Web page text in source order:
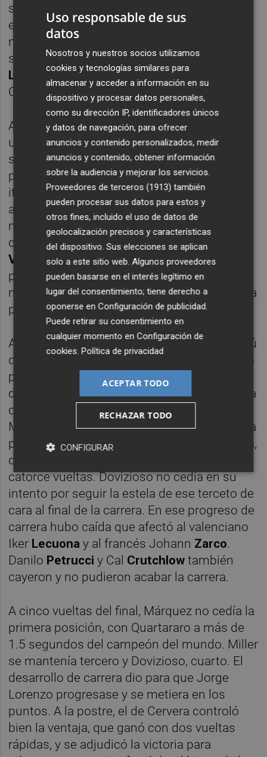
sido cinco veces campeón del Mundo -tres
en MotoGP y dos en 250cc-. Un piloto
mayúsculo que lo dejaba, que compitió en
su última carrera, y otro, el valenciano
Lecuona, que debutaba en MotoGP en
Cheste.
Arrancó la carrera ante un circuito lleno, con
un ambiente motero hasta la médula como
siempre sucede en Cheste. Y el primer paso
por meta daba un grupo que lideraba el
italianoFabio Quartararo, seguido del
australianoJack Millery Marc Márquez, que
no quería dejar de ganar en Valencia. Por
detrás,Andrea DoviziosoyAlex Rins
Valentino Rossirodaba entre los diez
primeros mientras Lorenzo quedaba mucho
más atrás. Rossi, por cierto, seguirá en liza la
próxima campaña, que correrá con 41 años.
A 18 vueltas para el final, se evaluaba el debú
de
, décimo séptimo entonces, pero
por delante de Rossi, Lorenzo o Pirro. Por
delante, el campeón no quería dejar perder la
ocasión de acabar el Mundial con victoria.
Marc Márquez, ambicioso siempre, superó la
posición de Quartararo para liderar la carrera,
dejando atrás al italiano y a Miller, tercero, a
catorce vueltas. Dovizioso no cedía en su
intento por seguir la estela de ese terceto de
cara al final de la carrera. En ese progreso de
carrera hubo caída que afectó al valenciano
Iker Lecuona y al francés Johann Zarco.
Danilo Petrucci y Cal Crutchlow también
cayeron y no pudieron acabar la carrera.
A cinco vueltas del final, Márquez no cedía la
primera posición, con Quartararo a más de
1.5 segundos del campeón del mundo. Miller
se mantenía tercero y Dovizioso, cuarto. El
desarrollo de carrera dio para que Jorge
Lorenzo progresase y se metiera en los
puntos. A la postre, el de Cervera controló
bien la ventaja, que ganó con dos vueltas
rápidas, y se adjudicó la victoria para
Uso responsable de sus
datos
Nosotros y nuestros socios utilizamos
cookies y tecnologías similares para
almacenar y acceder a información en su
dispositivo y procesar datos personales,
como su dirección IP, identificadores únicos
y datos de navegación, para ofrecer
anuncios y contenido personalizados, medir
anuncios y contenido, obtener información
sobre la audiencia y mejorar los servicios.
Proveedores de terceros (1913) también
pueden procesar sus datos para estos y
otros fines, incluido el uso de datos de
geolocalización precisos y características
del dispositivo. Sus elecciones se aplican
solo a este sitio web. Algunos proveedores
pueden basarse en el interés legítimo en
lugar del consentimiento; tiene derecho a
oponerse enConfiguración de publicidad.
Puede retirar su consentimiento en
cualquier momento enConfiguración de
cookies.Política de privacidad
ACEPTAR TODO
RECHAZAR TODO
CONFIGURAR